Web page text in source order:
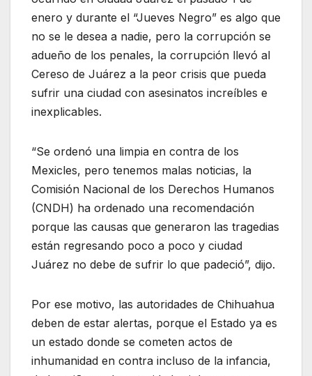
enero y durante el “Jueves Negro” es algo que
no se le desea a nadie, pero la corrupción se
adueño de los penales, la corrupción llevó al
Cereso de Juárez a la peor crisis que pueda
sufrir una ciudad con asesinatos increíbles e
inexplicables.
“Se ordenó una limpia en contra de los
Mexicles, pero tenemos malas noticias, la
Comisión Nacional de los Derechos Humanos
(CNDH) ha ordenado una recomendación
porque las causas que generaron las tragedias
están regresando poco a poco y ciudad
Juárez no debe de sufrir lo que padeció”, dijo.
Por ese motivo, las autoridades de Chihuahua
deben de estar alertas, porque el Estado ya es
un estado donde se cometen actos de
inhumanidad en contra incluso de la infancia,